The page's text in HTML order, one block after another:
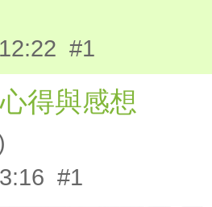
#1
得與感想
#1